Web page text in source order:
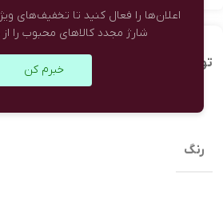
توضیحات تکمیلی
رنگ
اعلان‌ها را فعال کنید تا تخفیف‌های
شارژ مجدد کالاهای محبوب را
خبرم کن